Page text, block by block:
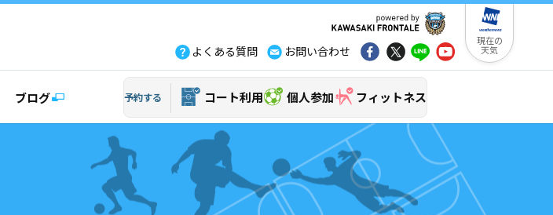
現在の
天気
よくある質問 お問い合わせ
ブログ 予約する コート利用 個人参加 フィットネス